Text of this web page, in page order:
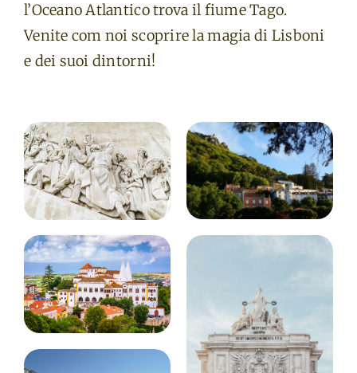
l’Oceano Atlantico trova il fiume Tago.
Venite com noi scoprire la magia di Lisboni
e dei suoi dintorni!